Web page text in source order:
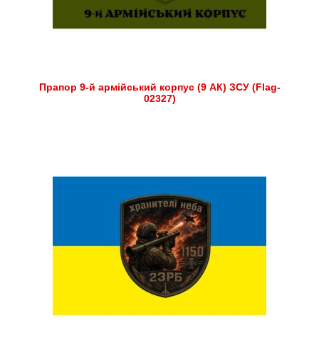
Прапор 9-й армійський корпус (9 АК) ЗСУ (Flag-
02327)